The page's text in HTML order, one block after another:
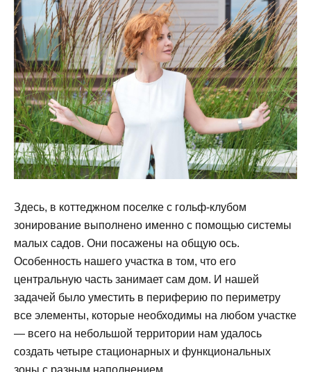
Здесь, в коттеджном поселке с гольф-клубом
зонирование выполнено именно с помощью системы
малых садов. Они посажены на общую ось.
Особенность нашего участка в том, что его
центральную часть занимает сам дом. И нашей
задачей было уместить в периферию по периметру
все элементы, которые необходимы на любом участке
— всего на небольшой территории нам удалось
создать четыре стационарных и функциональных